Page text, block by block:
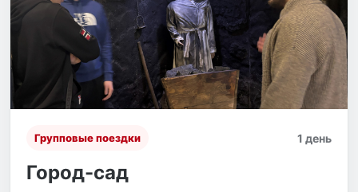
Групповые поездки 1 день
Город-сад